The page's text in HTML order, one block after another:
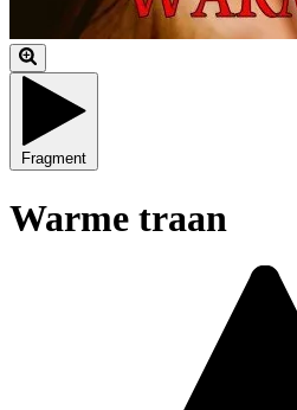
Fragment
Warme traan